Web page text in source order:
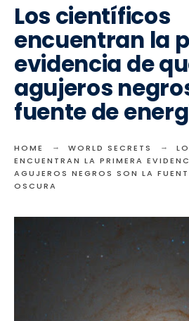
Los científicos
encuentran la
evidencia de
agujeros
fuente de
HOME WORLD SECRETS
ENCUENTRAN LA PRIMERA
AGUJEROS NEGROS SON LA
OSCURA